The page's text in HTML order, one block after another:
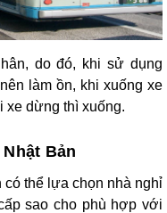
do đó, khi sử dụng
làm ồn, khi xuống xe
xe dừng thì xuống.
Bản
có thể lựa chọn nhà nghỉ
sao cho phù hợp với